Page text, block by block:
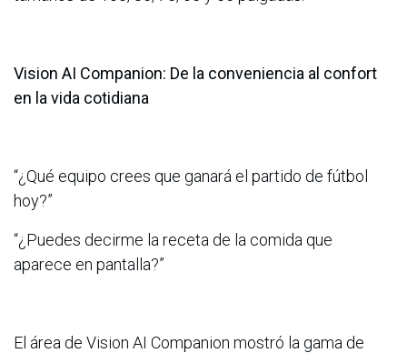
Vision AI Companion: De la conveniencia al confort
en la vida cotidiana
“¿Qué equipo crees que ganará el partido de fútbol
hoy?”
“¿Puedes decirme la receta de la comida que
aparece en pantalla?”
El área de Vision AI Companion mostró la gama de